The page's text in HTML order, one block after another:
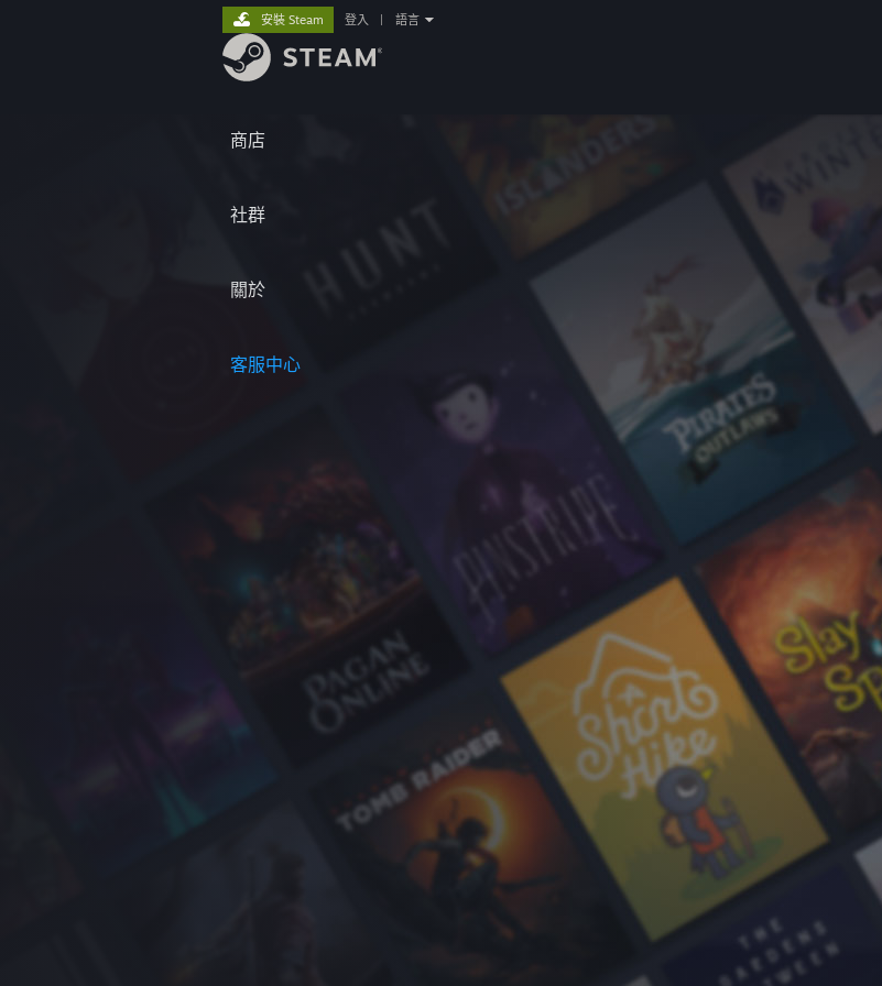
商店
社群
關於
客服中心
安裝 Steam 登入 語言